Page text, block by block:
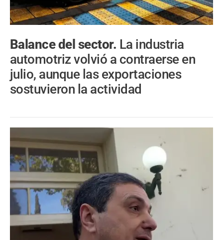
Balance del sector. La industria
automotriz volvió a contraerse en
julio, aunque las exportaciones
sostuvieron la actividad